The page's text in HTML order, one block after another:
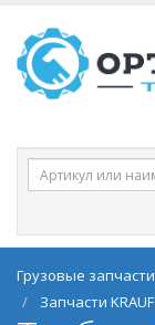
Грузовые запчасти
Запчасти KRAUF